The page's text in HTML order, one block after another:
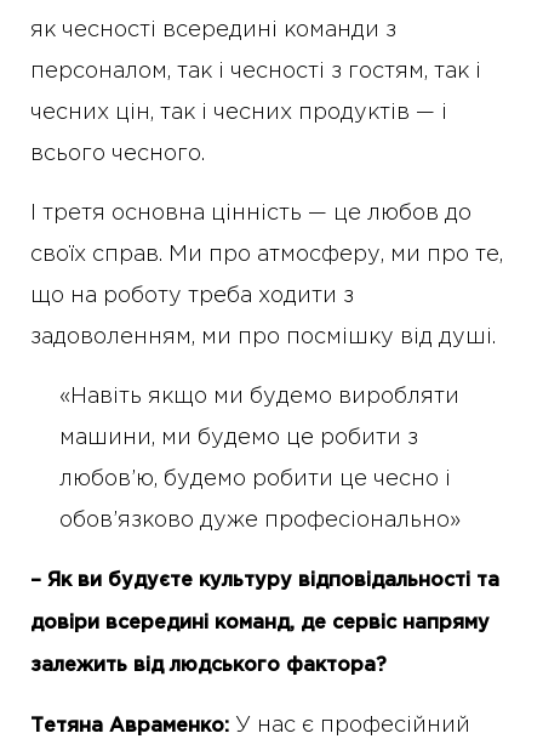
як чесності всередині команди з
персоналом, так і чесності з гостям, так і
чесних цін, так і чесних продуктів — і
всього чесного.
І третя основна цінність — це любов до
своїх справ. Ми про атмосферу, ми про те,
що на роботу треба ходити з
задоволенням, ми про посмішку від душі.
«Навіть якщо ми будемо виробляти
машини, ми будемо це робити з
любов’ю, будемо робити це чесно і
обов’язково дуже професіонально»
– Як ви будуєте культуру відповідальності та
довіри всередині команд, де сервіс напряму
залежить від людського фактора?
Тетяна Авраменко: У нас є професійний